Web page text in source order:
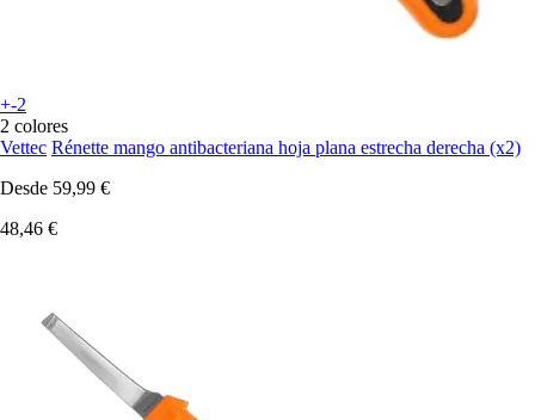
+-2
2 colores
Vettec Rénette mango antibacteriana hoja plana estrecha derecha (x2)
Desde 59,99 €
48,46 €